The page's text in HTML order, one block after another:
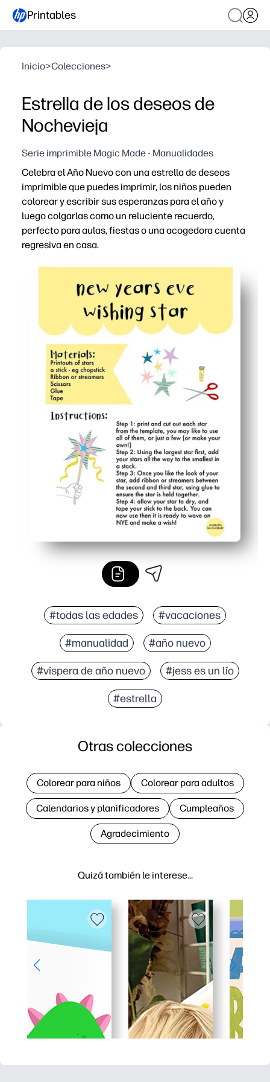
Printables
Inicio>Colecciones>
Estrella de los deseos de
Nochevieja
Serie imprimible Magic Made - Manualidades
Celebra el Año Nuevo con una estrella de deseos
imprimible que puedes imprimir, los niños pueden
colorear y escribir sus esperanzas para el año y
luego colgarlas como un reluciente recuerdo,
perfecto para aulas, fiestas o una acogedora cuenta
regresiva en casa.
Hace que la reflexión sea divertida: los niños
Artesanía rápida que también sirve como decoración
Mejora la motricidad fina y las habilidades de
#todas las edades #vacaciones
#manualidad #año nuevo
#víspera de año nuevo #jess es un lío
#estrella
Quizá también le interese…
Otras colecciones
Colorear para niños Colorear para adultos
Calendarios y planificadores Cumpleaños
Agradecimiento